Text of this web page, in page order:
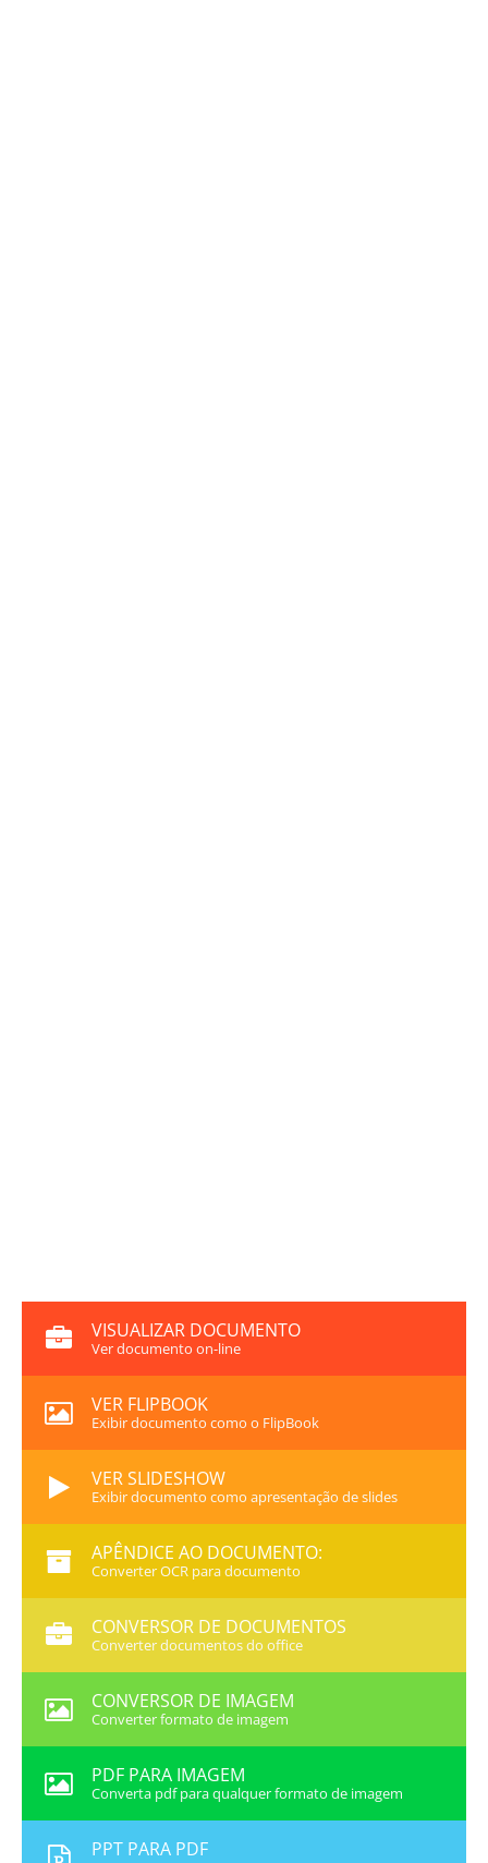
VISUALIZAR DOCUMENTO
Ver documento on-line
VER FLIPBOOK
Exibir documento como o FlipBook
VER SLIDESHOW
Exibir documento como apresentação de slides
APÊNDICE AO DOCUMENTO:
Converter OCR para documento
CONVERSOR DE DOCUMENTOS
Converter documentos do office
CONVERSOR DE IMAGEM
Converter formato de imagem
PDF PARA IMAGEM
Converta pdf para qualquer formato de imagem
PPT PARA PDF